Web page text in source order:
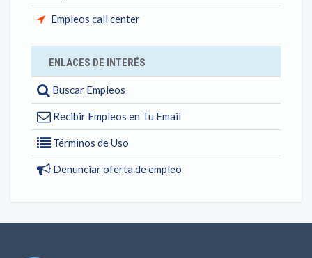
Empleos call center
ENLACES DE INTERÉS
Buscar Empleos
Recibir Empleos en Tu Email
Términos de Uso
Denunciar oferta de empleo